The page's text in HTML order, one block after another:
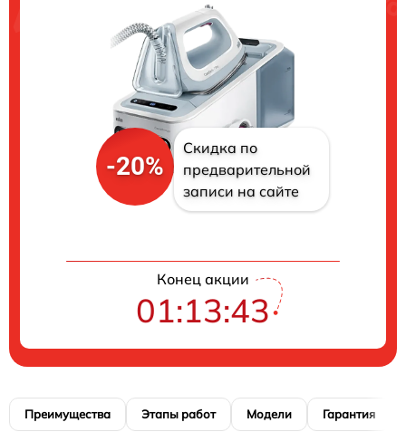
-20%
Скидка по
предварительной
записи на сайте
Конец акции
01:13:42
Преимущества Этапы работ Модели Гарантия